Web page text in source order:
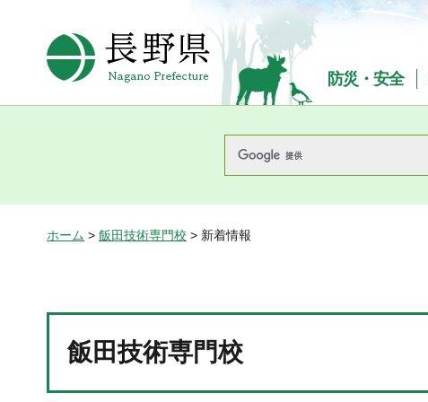
長野県Nagano Prefecture
防災・安全
ホーム > 飯田技術専門校 > 新着情報
飯田技術専門校